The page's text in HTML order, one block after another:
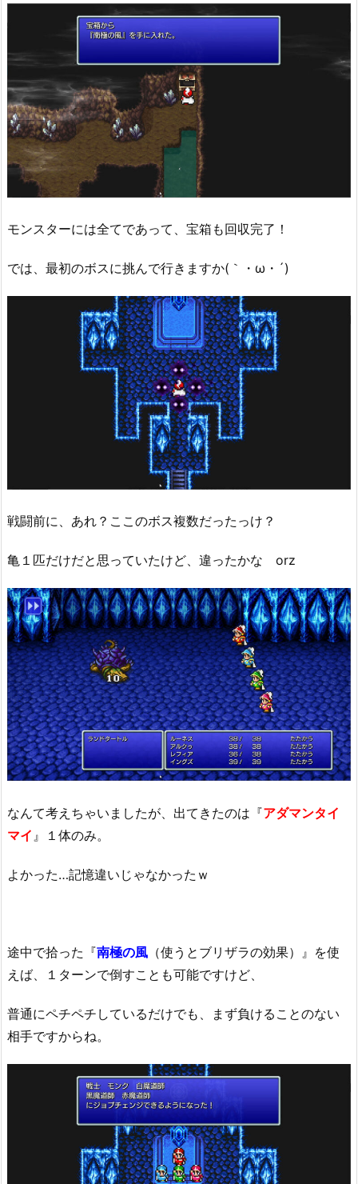
モンスターには全てであって、宝箱も回収完了！
では、最初のボスに挑んで行きますか(｀・ω・´)
戦闘前に、あれ？ここのボス複数だったっけ？
亀１匹だけだと思っていたけど、違ったかな orz
なんて考えちゃいましたが、出てきたのは『アダマンタイ
マイ 』１体のみ。
よかった…記憶違いじゃなかったｗ
途中で拾った『南極の風 （使うとブリザラの効果）』を使
えば、１ターンで倒すことも可能ですけど、
普通にペチペチしているだけでも、まず負けることのない
相手ですからね。